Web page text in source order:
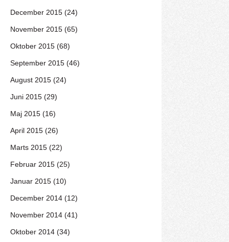
December 2015 (24)
November 2015 (65)
Oktober 2015 (68)
September 2015 (46)
August 2015 (24)
Juni 2015 (29)
Maj 2015 (16)
April 2015 (26)
Marts 2015 (22)
Februar 2015 (25)
Januar 2015 (10)
December 2014 (12)
November 2014 (41)
Oktober 2014 (34)